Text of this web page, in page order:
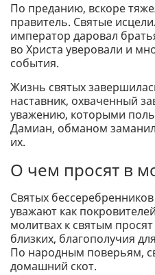
По преданию, вскоре
правитель. Святые
император даровал
во Христа уверовали и
события.
Жизнь святых
наставник, охваченный
уважению, которыми
Дамиан, обманом
их.
О чем просят в
Святых
уважают как
молитвах к святым
близких, благополучия
По народным поверьям,
домашний скот.